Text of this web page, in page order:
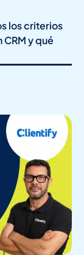
los criterios
y qué